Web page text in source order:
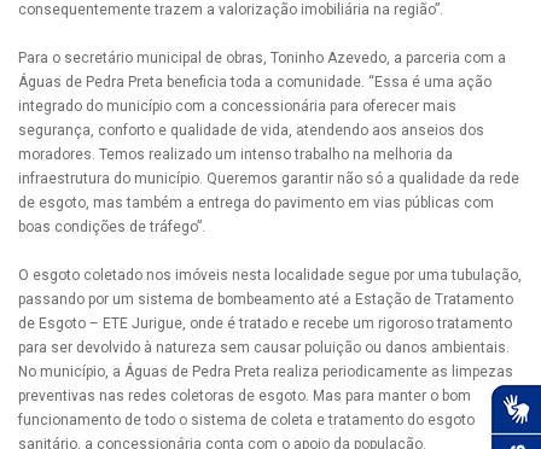
consequentemente trazem a valorização imobiliária na região”.
Para o secretário municipal de obras, Toninho Azevedo, a parceria com a
Águas de Pedra Preta beneficia toda a comunidade. “Essa é uma ação
integrado do município com a concessionária para oferecer mais
segurança, conforto e qualidade de vida, atendendo aos anseios dos
moradores. Temos realizado um intenso trabalho na melhoria da
infraestrutura do município. Queremos garantir não só a qualidade da rede
de esgoto, mas também a entrega do pavimento em vias públicas com
boas condições de tráfego”.
O esgoto coletado nos imóveis nesta localidade segue por uma tubulação,
passando por um sistema de bombeamento até a Estação de Tratamento
de Esgoto – ETE Jurigue, onde é tratado e recebe um rigoroso tratamento
para ser devolvido à natureza sem causar poluição ou danos ambientais.
No município, a Águas de Pedra Preta realiza periodicamente as limpezas
preventivas nas redes coletoras de esgoto. Mas para manter o bom
funcionamento de todo o sistema de coleta e tratamento do esgoto
sanitário, a concessionária conta com o apoio da população.